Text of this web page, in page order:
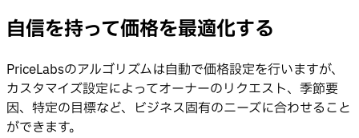
自信を持って価格を最適化する
PriceLabsのアルゴリズムは自動で価格設定を行いますが、
カスタマイズ設定によってオーナーのリクエスト、季節要
因、特定の目標など、ビジネス固有のニーズに合わせること
ができます。